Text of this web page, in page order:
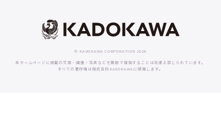
© KADOKAWA CORPORATION 2026
本ホームページに掲載の文章・画像・写真などを無断で複製することは法律上禁じられています。
すべての著作権は株式会社KADOKAWAに帰属します。